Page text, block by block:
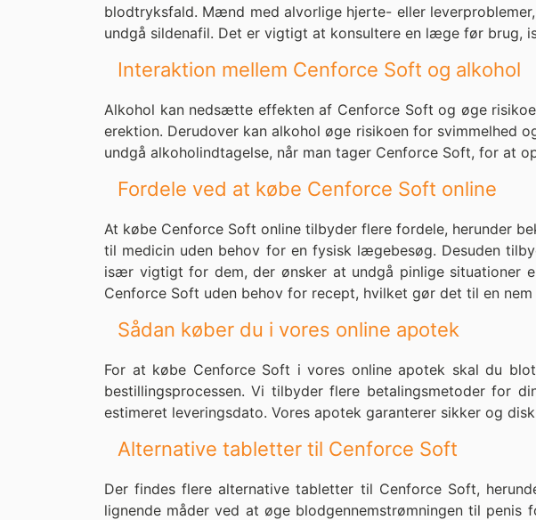
blodtryksfald. Mænd med alvorlige hjerte- eller
undgå sildenafil. Det er vigtigt at konsultere en læge før brug,
Interaktion mellem Cenforce Soft og alkohol
Alkohol kan nedsætte effekten af Cenforce Soft og øge
erektion. Derudover kan alkohol øge risikoen for svimmelhed
undgå alkoholindtagelse, når man tager Cenforce Soft, for at
Fordele ved at købe Cenforce Soft online
At købe Cenforce Soft online tilbyder flere fordele, herunder
til medicin uden behov for en fysisk lægebesøg. Desuden
især vigtigt for dem, der ønsker at undgå pinlige situationer
Cenforce Soft uden behov for recept, hvilket gør det til en
Sådan køber du i vores online apotek
For at købe Cenforce Soft i vores online apotek skal du
bestillingsprocessen. Vi tilbyder flere betalingsmetoder for
estimeret leveringsdato. Vores apotek garanterer sikker og
Alternative tabletter til Cenforce Soft
Der findes flere alternative tabletter til Cenforce Soft,
lignende måder ved at øge blodgennemstrømningen til